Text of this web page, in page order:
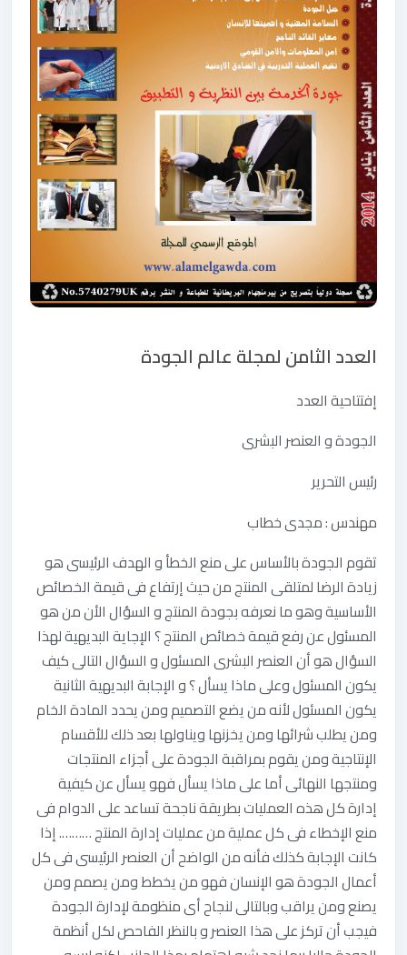
العدد الثامن لمجلة عالم الجودة
إفتتاحية العدد
الجودة و العنصر البشرى
رئيس التحرير
مهندس : مجدى خطاب
تقوم الجودة بالأساس على منع الخطأ و الهدف الرئيسى هو
زيادة الرضا لمتلقى المنتج من حيث إرتفاع فى قيمة الخصائص
الأساسية وهو ما نعرفه بجودة المنتج و السؤال الأن من هو
المسئول عن رفع قيمة خصائص المنتج ؟ الإجاية البديهية لهذا
السؤال هو أن العنصر البشرى المسئول و السؤال التالى كيف
يكون المسئول وعلى ماذا يسأل ؟ و الإجابة البديهية الثانية
يكون المسئول لأنه من يضع التصميم ومن يحدد المادة الخام
ومن يطلب شرائها ومن يخزنها ويناولها بعد ذلك للأقسام
الإنتاجية ومن يقوم بمراقبة الجودة على أجزاء المنتجات
ومنتجها النهائى أما على ماذا يسأل فهو يسأل عن كيفية
إدارة كل هذه العمليات بطريقة ناجحة تساعد على الدوام فى
منع الإخطاء فى كل عملية من عمليات إدارة المنتج ………. إذا
كانت الإجابة كذلك فأنه من الواضح أن العنصر الرئيسى فى كل
أعمال الجودة هو الإنسان فهو من يخطط ومن يصمم ومن
يصنع ومن يراقب وبالتالى لنجاح أى منظومة لإدارة الجودة
فيجب أن تركز على هذا العنصر و بالنظر الفاحص لكل أنظمة